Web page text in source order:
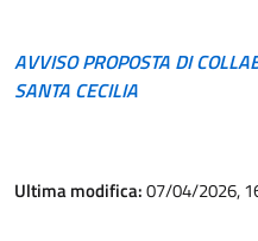
AVVISO PROPOSTA DI
SANTA CECILIA
Ultima modifica:07/04/2026,